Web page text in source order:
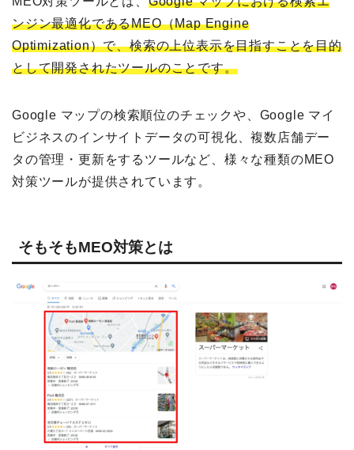
ンジン最適化であるMEO（Map Engine
Optimization）で、検索の上位表示を目指すことを目的
として開発されたツールのことです。
Google マップの検索順位のチェックや、Google マイ
ビジネスのインサイトデータの可視化、複数店舗デー
タの管理・更新をするツールなど、様々な種類のMEO
対策ツールが提供されています。
そもそもMEO対策とは